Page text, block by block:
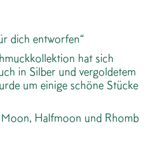
dich entworfen“
hat sich
in Silber und vergoldetem
um einige schöne Stücke
Halfmoon und Rhomb